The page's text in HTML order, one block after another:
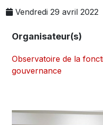
Vendredi 29 avril 2022
Organisateur(s)
Observatoire de la
gouvernance